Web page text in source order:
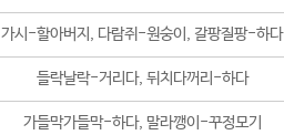
가시-할아버지, 다람쥐-원숭이, 갈팡질팡-하다
들락날락-거리다, 뒤치다꺼리-하다
가들막가들막-하다, 말라깽이-꾸정모기